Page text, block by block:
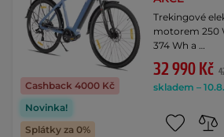
Cashback 4000 Kč
Novinka!
Splátky za 0%
Trekingové
motorem 250
374 Wh a …
32 990 Kč
skladem –